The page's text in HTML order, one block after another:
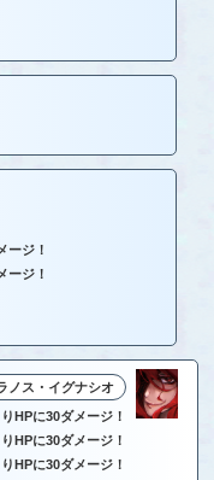
ージ！
ージ！
ノス・イグナシオ
HPに30ダメージ！
HPに30ダメージ！
HPに30ダメージ！